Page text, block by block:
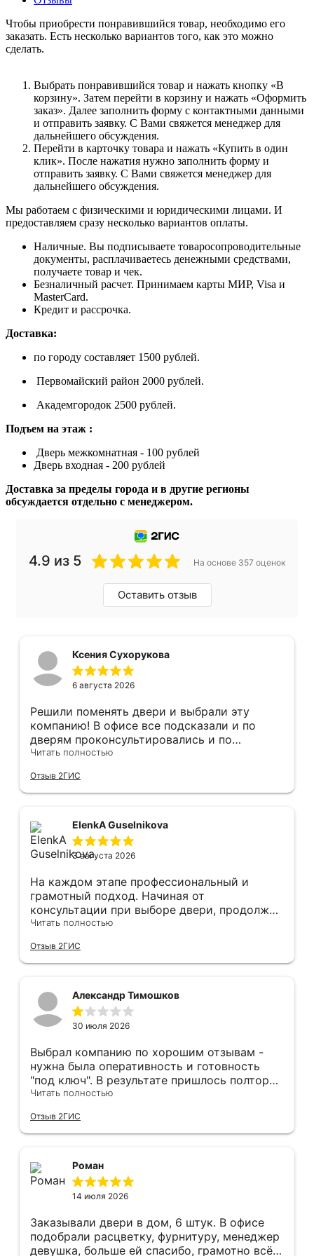
Чтобы приобрести понравившийся товар, необходимо его
заказать. Есть несколько вариантов того, как это можно
сделать.
Выбрать понравившийся товар и нажать кнопку «В
корзину». Затем перейти в корзину и нажать «Оформить
заказ». Далее заполнить форму с контактными данными
и отправить заявку. С Вами свяжется менеджер для
дальнейшего обсуждения.
Перейти в карточку товара и нажать «Купить в один
клик». После нажатия нужно заполнить форму и
отправить заявку. С Вами свяжется менеджер для
дальнейшего обсуждения.
Мы работаем с физическими и юридическими лицами. И
предоставляем сразу несколько вариантов оплаты.
Наличные. Вы подписываете товаросопроводительные
документы, расплачиваетесь денежными средствами,
получаете товар и чек.
Безналичный расчет. Принимаем карты МИР, Visa и
MasterCard.
Кредит и рассрочка.
Доставка:
по городу составляет 1500 рублей.
Первомайский район 2000 рублей.
Академгородок 2500 рублей.
Подъем на этаж :
Дверь межкомнатная - 100 рублей
Дверь входная - 200 рублей
Доставка за пределы города и в другие регионы
обсуждается отдельно с менеджером.
4.9 из 5 На основе 357 оценок
Оставить отзыв
Ксения Сухорукова
6 августа 2026
Решили поменять двери и выбрали эту
компанию! В офисе все подсказали и по
дверям проконсультировались и по
фурнитуре. Анастасия ответила на все
Монтаж быстро, качественно и аккуратно,
Сергея прямо рекомендую! С утра до
мусор убирает после монтажа. Рекомендую!
Читать полностью
Отзыв 2ГИС
ElenkA Guselnikova
3 августа 2026
На каждом этапе профессиональный и
грамотный подход. Начиная от
консультации при выборе двери, продолжая
оперативным замером, завершая быстрой и
оформление двери - отдельное спасибо!
Рекомендуем и планируем в дальнейшем, по
Читать полностью
Отзыв 2ГИС
Александр Тимошков
30 июля 2026
Выбрал компанию по хорошим отзывам -
нужна была оперативность и готовность
"под ключ". В результате пришлось полтора
часа потратить на уборку подъезда, так как
"утилизация старой двери" не входит
уборка выломанного деревянного косяка и
После предъявления претензии менеджеру
получил только недовольный звонок от
монтажника, никаких извинений и попыток
менеджером специально обговаривал, что
нужна утилизация, мне это затруднительно -
ограниченные физические возможности...
Читать полностью
Отзыв 2ГИС
Роман
14 июля 2026
Заказывали двери в дом, 6 штук. В офисе
подобрали расцветку, фурнитуру, менеджер
девушка, больше ей спасибо, грамотно всё